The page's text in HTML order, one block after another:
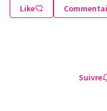
Like
Suivre